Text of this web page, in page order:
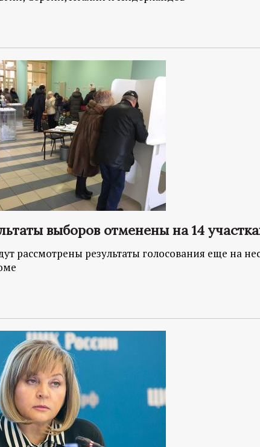
выборов отменены на 14
рассмотрены результаты голосования еще на